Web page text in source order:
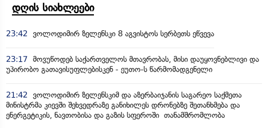
დღის სიახლეები
23:42 ვოლოდიმირ ზელენსკი 8 აგვისტოს სერბეთს ეწვევა
23:17 მოვუწოდებ საქართველოს მთავრობას, მისი დაუყოვნებლივი და
უპირობო გათავისუფლებისკენ - ეუთო-ს წარმომადგენელი
21:42
ვოლოდიმირ ზელენსკიმ და აზერბაიჯანის საგარეო საქმეთა
მინისტრმა კიევში შეხვედრაზე განიხილეს დრონებზე შეთანხმება და
ენერგეტიკის, ნავთობისა და გაზის სფეროში თანამშრომლობა